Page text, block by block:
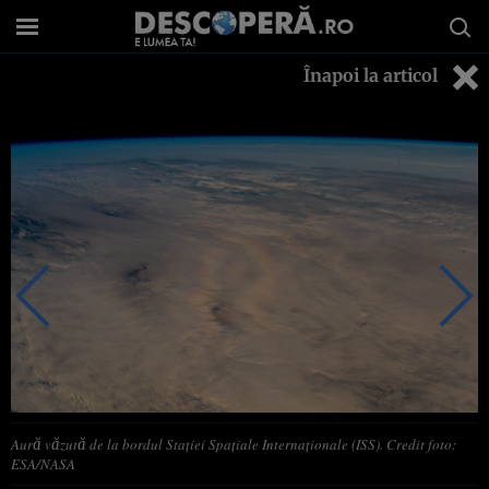
Înapoi la articol
Aură văzută de la bordul Stației Spațiale Internaționale (ISS). Credit foto:
ESA/NASA